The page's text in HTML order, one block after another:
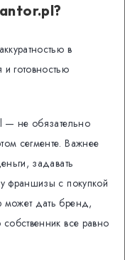
в
готовностью
— не обязательно
сегменте. Важнее
задавать
франшизы с покупкой
может дать бренд,
все равно